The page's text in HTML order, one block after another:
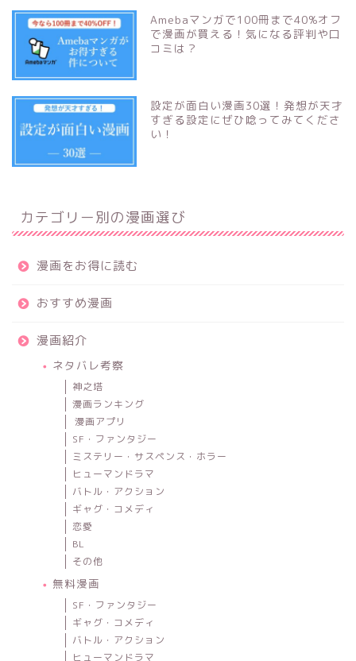
Amebaマンガで100冊まで40%オフ
で漫画が買える！気になる評判や口
コミは？
設定が面白い漫画30選！発想が天才
すぎる設定にぜひ唸ってみてくださ
い！
カテゴリー別の漫画選び
漫画をお得に読む
おすすめ漫画
漫画紹介
ネタバレ考察
神之塔
漫画ランキング
漫画アプリ
SF・ファンタジー
ミステリー・サスペンス・ホラー
ヒューマンドラマ
バトル・アクション
ギャグ・コメディ
恋愛
BL
その他
無料漫画
SF・ファンタジー
ギャグ・コメディ
バトル・アクション
ヒューマンドラマ